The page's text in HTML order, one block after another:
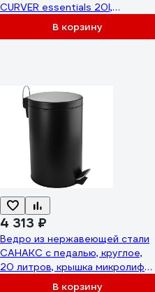
CURVER essentials 20l,
антрацит/серый 00759-686-
В корзину
4 313 ₽
Ведро из нержавеющей стали
САНАКС с педалью, круглое,
20 литров, крышка микролифт,
черное 2420В корзину